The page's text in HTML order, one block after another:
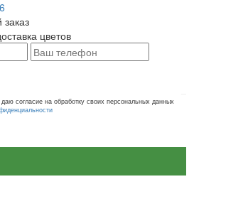
цветов
согласие на обработку своих персональных данных